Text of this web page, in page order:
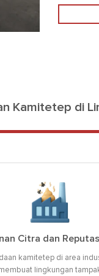
Kamitetep di
Citra dan
kamitetep di area
lingkungan